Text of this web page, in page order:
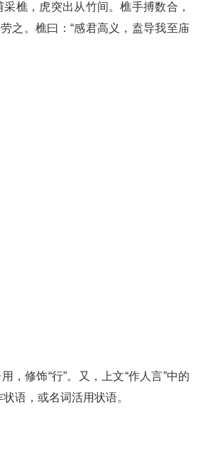
樵，虎突出从竹间。樵手搏数合，
之。樵曰：“感君高义，盍导我至庙
，修饰“行”。又，上文“作人言”中的
语，或名词活用状语。